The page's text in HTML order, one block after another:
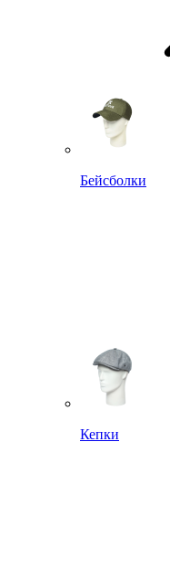
Бейсболки
Кепки